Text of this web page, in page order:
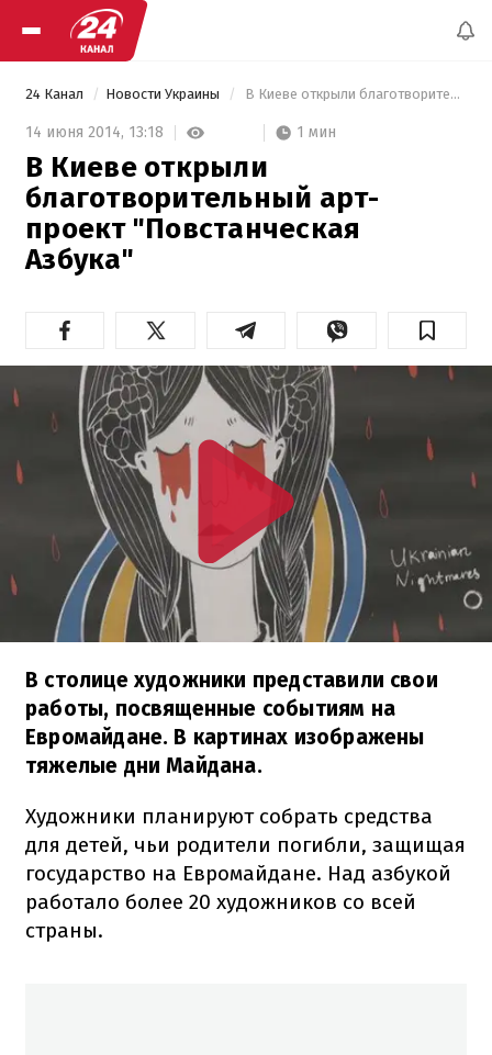
24 Канал Новости Украины В Киеве открыли благотворительный арт-проект "Повстанческая Азбука"
14 июня 2014, 13:18 1 мин
В Киеве открыли
благотворительный арт-
проект "Повстанческая
Азбука"
В столице художники представили свои
работы, посвященные событиям на
Евромайдане. В картинах изображены
тяжелые дни Майдана.
Художники планируют собрать средства
для детей, чьи родители погибли, защищая
государство на Евромайдане. Над азбукой
работало более 20 художников со всей
страны.